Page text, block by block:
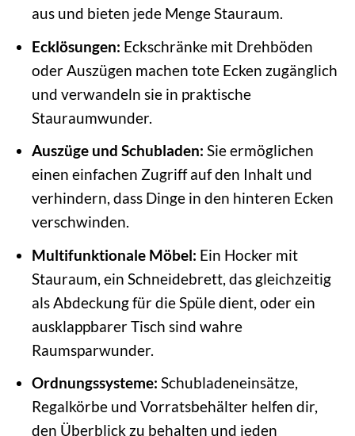
aus und bieten jede Menge Stauraum.
Ecklösungen: Eckschränke mit Drehböden
oder Auszügen machen tote Ecken zugänglich
und verwandeln sie in praktische
Stauraumwunder.
Auszüge und Schubladen: Sie ermöglichen
einen einfachen Zugriff auf den Inhalt und
verhindern, dass Dinge in den hinteren Ecken
verschwinden.
Multifunktionale Möbel: Ein Hocker mit
Stauraum, ein Schneidebrett, das gleichzeitig
als Abdeckung für die Spüle dient, oder ein
ausklappbarer Tisch sind wahre
Raumsparwunder.
Ordnungssysteme: Schubladeneinsätze,
Regalkörbe und Vorratsbehälter helfen dir,
den Überblick zu behalten und jeden